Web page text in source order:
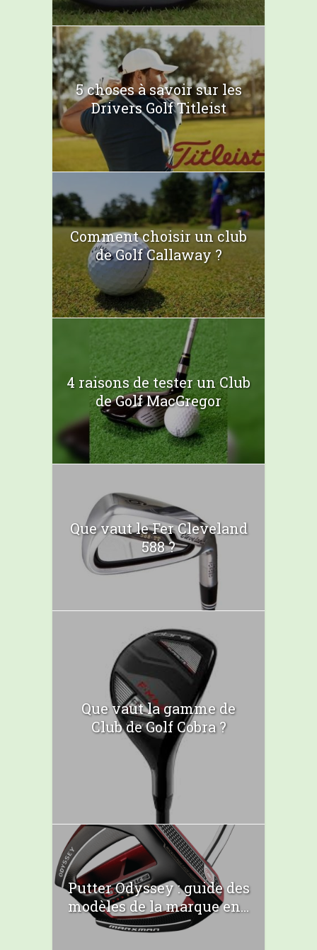
5 choses à savoir sur les
Drivers Golf Titleist
Comment choisir un club
de Golf Callaway ?
4 raisons de tester un Club
de Golf MacGregor
Que vaut le Fer Cleveland
588 ?
Que vaut la gamme de
Club de Golf Cobra ?
Putter Odyssey : guide des
modèles de la marque en...